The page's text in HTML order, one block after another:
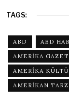
TAGS:
ABD ABD
AMERIKA
AMERIKA
AMERIKAN